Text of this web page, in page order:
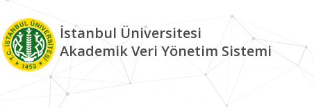
İstanbul Üniversitesi
Akademik Veri Yönetim Sistemi